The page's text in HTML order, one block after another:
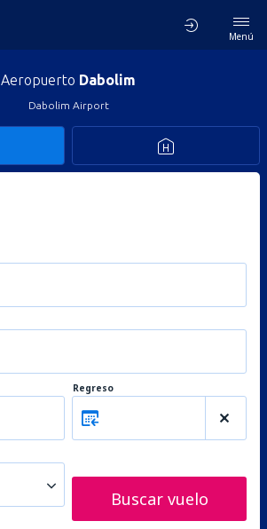
Menú
Aeropuerto Dabolim
Dabolim Airport
Regreso
Buscar vuelo